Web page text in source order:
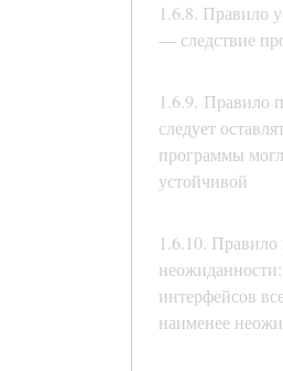
1.6.8. Правило
— следствие
1.6.9. Правило
следует
программы
устойчивой
1.6.10.
интерфейсов
наименее